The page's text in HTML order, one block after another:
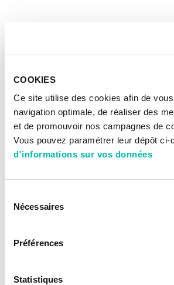
COOKIES
Ce site utilise des cookies afin de
navigation optimale, de réaliser des
et de promouvoir nos campagnes de
Vous pouvez paramétrer leur dépôt ci-
d'informations sur vos données
Nécessaires
Préférences
Statistiques